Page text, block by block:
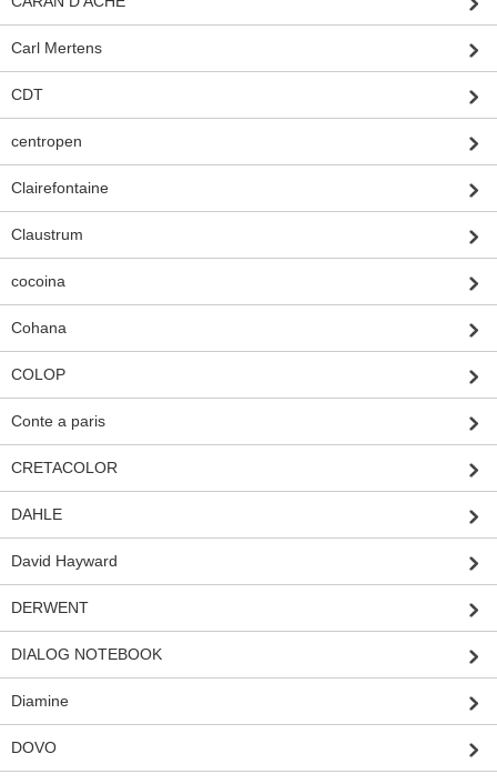
Carl Mertens
CDT
centropen
Clairefontaine
Claustrum
cocoina
Cohana
COLOP
Conte a paris
CRETACOLOR
DAHLE
David Hayward
DERWENT
DIALOG NOTEBOOK
Diamine
DOVO